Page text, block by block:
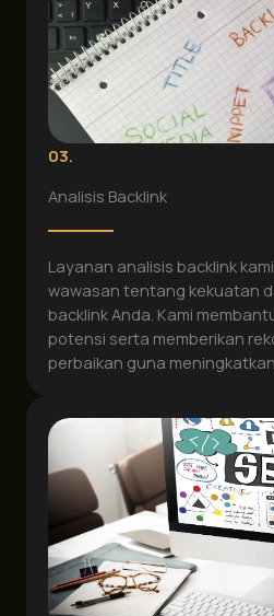
03.
Analisis Backlink
Layanan analisis backlink
wawasan tentang kekuatan
backlink Anda. Kami
potensi serta memberikan
perbaikan guna